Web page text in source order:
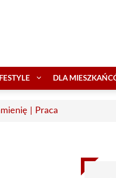
DLA
| Praca